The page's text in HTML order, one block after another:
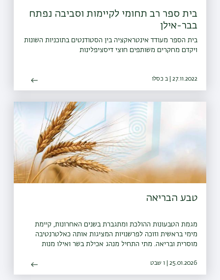
בית ספר רב תחומי לקיימות וסביבה נפתח
בבר-אילן
בית הספר מעודד אינטראקציה בין הסטודנטים בתוכניות השונות
ויקדם מחקרים משותפים חוצי דיסציפלינות
27.11.2022 | ב כסלו
טבע הבריאה
מגמת הטבעונות ההולכת ומתגברת בשנים האחרונות, קיימת
מימי בראשית וזוכה לפרשנויות המציגות אותה כאלטרנטיבה
מוסרית ובריאה. מתי התחיל מנהג אכילת בשר ואילו מנות
25.01.2026 | ו שבט